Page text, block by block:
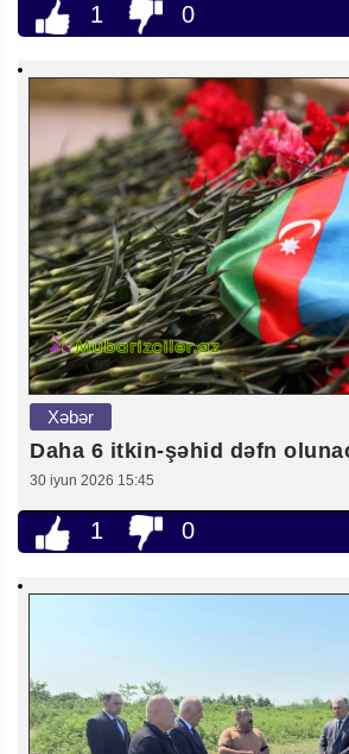
1 0
Xəbər
Daha 6 itkin-şəhid dəfn
30 iyun 2026 15:45
1 0